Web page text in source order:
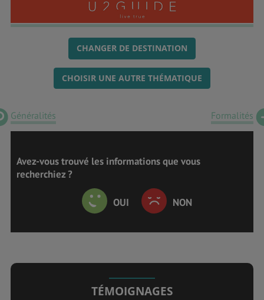
CHANGER DE DESTINATION
CHOISIR UNE AUTRE THÉMATIQUE
Généralités Formalités
Avez-vous trouvé les informations que vous
recherchiez ?
OUI NON
TÉMOIGNAGES